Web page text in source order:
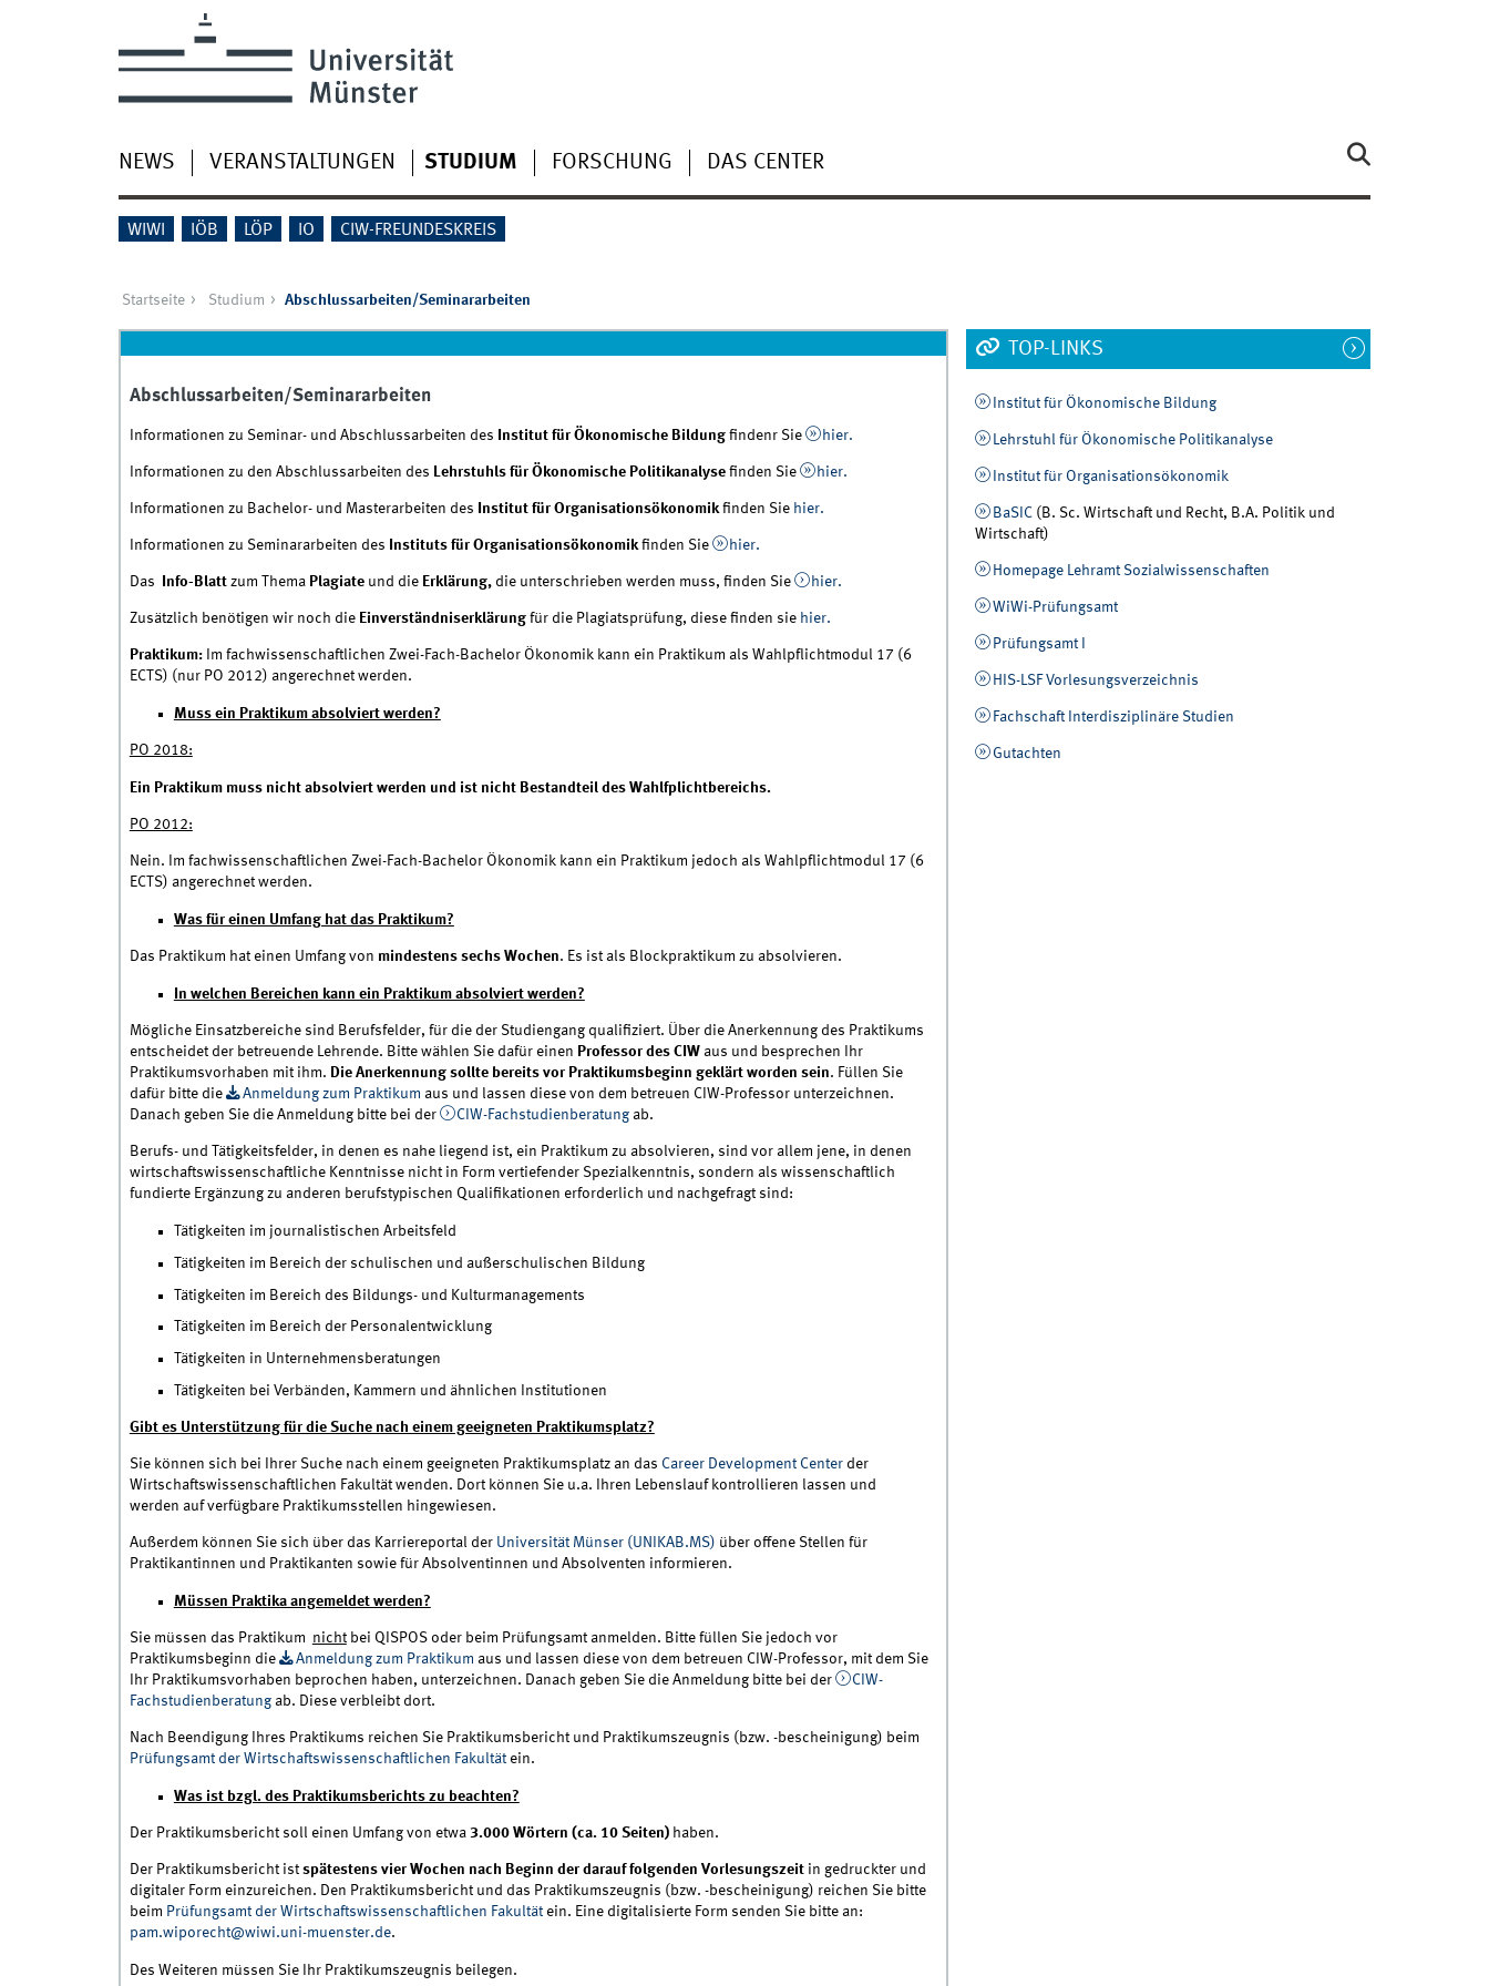
NEWS VERANSTALTUNGEN STUDIUM FORSCHUNG DAS CENTER
WIWI IÖB LÖP IO CIW-FREUNDESKREIS
Startseite Studium Abschlussarbeiten/Seminararbeiten
Abschlussarbeiten/Seminararbeiten
Informationen zu Seminar- und Abschlussarbeiten des Institut für Ökonomische Bildungfindenr Sie hier.
Informationen zu den Abschlussarbeiten des Lehrstuhls für Ökonomische Politikanalysefinden Sie hier.
Informationen zu Bachelor- und Masterarbeiten des Institut für Organisationsökonomikfinden Siehier.
Informationen zu Seminararbeiten des Instituts für Organisationsökonomikfinden Sie hier.
Das Info-Blatt zum Thema Plagiateund dieErklärung,die unterschrieben werden muss, finden Sie hier.
Zusätzlich benötigen wir noch die Einverständniserklärung für die Plagiatsprüfung, diese finden siehier.
Praktikum:Im fachwissenschaftlichen Zwei-Fach-Bachelor Ökonomik kann ein Praktikum als Wahlpflichtmodul 17 (6
ECTS) (nur PO 2012) angerechnet werden.
Muss ein Praktikum absolviert werden?
PO 2018:
Ein Praktikum muss nicht absolviert werden und ist nicht Bestandteil des Wahlfplichtbereichs.
PO 2012:
Nein. Im fachwissenschaftlichen Zwei-Fach-Bachelor Ökonomik kann ein Praktikum jedoch als Wahlpflichtmodul 17 (6
ECTS) angerechnet werden.
Was für einen Umfang hat das Praktikum?
Das Praktikum hat einen Umfang von mindestens sechs Wochen. Es ist als Blockpraktikum zu absolvieren.
In welchen Bereichen kann ein Praktikum absolviert werden?
Mögliche Einsatzbereiche sind Berufsfelder, für die der Studiengang qualifiziert. Über die Anerkennung des Praktikums
entscheidet der betreuende Lehrende. Bitte wählen Sie dafür einen Professor des CIW aus und besprechen Ihr
Praktikumsvorhaben mit ihm. Die Anerkennung sollte bereits vor Praktikumsbeginn geklärt worden sein. Füllen Sie
dafür bitte die
Anmeldung zum Praktikum aus und lassen diese von dem betreuen CIW-Professor unterzeichnen.
Danach geben Sie die Anmeldung bitte bei der
CIW-Fachstudienberatung ab.
Berufs- und Tätigkeitsfelder, in denen es nahe liegend ist, ein Praktikum zu absolvieren, sind vor allem jene, in denen
wirtschaftswissenschaftliche Kenntnisse nicht in Form vertiefender Spezialkenntnis, sondern als wissenschaftlich
fundierte Ergänzung zu anderen berufstypischen Qualifikationen erforderlich und nachgefragt sind:
Tätigkeiten im journalistischen Arbeitsfeld
Tätigkeiten im Bereich der schulischen und außerschulischen Bildung
Tätigkeiten im Bereich des Bildungs- und Kulturmanagements
Tätigkeiten im Bereich der Personalentwicklung
Tätigkeiten in Unternehmensberatungen
Tätigkeiten bei Verbänden, Kammern und ähnlichen Institutionen
Gibt es Unterstützung für die Suche nach einem geeigneten Praktikumsplatz?
Sie können sich bei Ihrer Suche nach einem geeigneten Praktikumsplatz an das Career Development Centerder
Wirtschaftswissenschaftlichen Fakultät wenden. Dort können Sie u.a. Ihren Lebenslauf kontrollieren lassen und
werden auf verfügbare Praktikumsstellen hingewiesen.
Außerdem können Sie sich über das Karriereportal der Universität Münser (UNIKAB.MS) über offene Stellen für
Praktikantinnen und Praktikanten sowie für Absolventinnen und Absolventen informieren.
Müssen Praktika angemeldet werden?
Sie müssen das Praktikum nichtbei QISPOS oder beim Prüfungsamt anmelden. Bitte füllen Sie jedoch vor
Praktikumsbeginn die
Anmeldung zum Praktikum aus und lassen diese von dem betreuen CIW-Professor, mit dem Sie
Ihr Praktikumsvorhaben beprochen haben, unterzeichnen. Danach geben Sie die Anmeldung bitte bei der
CIW-
Fachstudienberatungab. Diese verbleibt dort.
Nach Beendigung Ihres Praktikums reichen Sie Praktikumsbericht und Praktikumszeugnis (bzw. -bescheinigung) beim
Prüfungsamt der Wirtschaftswissenschaftlichen Fakultätein.
Was ist bzgl. des Praktikumsberichts zu beachten?
Der Praktikumsbericht soll einen Umfang von etwa 3.000 Wörtern (ca. 10 Seiten)haben.
Der Praktikumsbericht istspätestens vier Wochen nach Beginn der darauf folgenden Vorlesungszeitin gedruckter und
digitaler Form einzureichen. Den Praktikumsbericht und das Praktikumszeugnis (bzw. -bescheinigung) reichen Sie bitte
beim Prüfungsamt der Wirtschaftswissenschaftlichen Fakultätein. Eine digitalisierte Form senden Sie bitte an:
pam.wiporecht@wiwi.uni-muenster.de.
Des Weiteren müssen Sie Ihr Praktikumszeugnis beilegen.
TOP-LINKS
Institut für Ökonomische Bildung
Lehrstuhl für Ökonomische Politikanalyse
Institut für Organisationsökonomik
BaSIC(B. Sc. Wirtschaft und Recht, B.A. Politik und
Wirtschaft)
Homepage Lehramt Sozialwissenschaften
WiWi-Prüfungsamt
Prüfungsamt I
HIS-LSF Vorlesungsverzeichnis
Fachschaft Interdisziplinäre Studien
Gutachten